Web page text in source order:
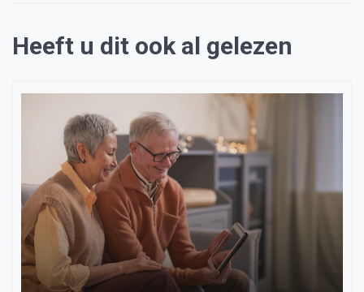
Heeft u dit ook al gelezen